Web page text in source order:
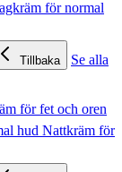
för normal
Tillbaka
Se alla
för fet och oren
hud Nattkräm för